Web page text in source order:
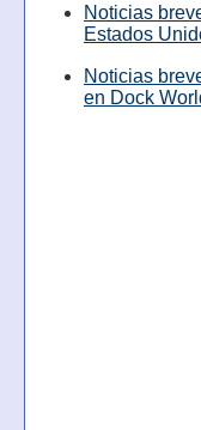
Noticias
Estados
Noticias
en Dock